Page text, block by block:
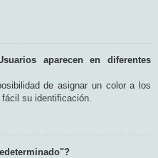
aparecen en diferentes
de asignar un color a los
su identificación.